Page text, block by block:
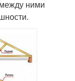
ними